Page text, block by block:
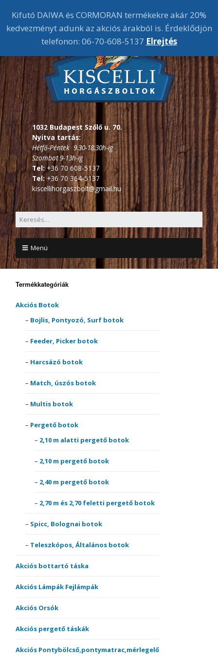
1032 Budapest Szőlő u. 70.
Nyitva tartás:
Hétfő-Péntek 9.30-18.30h-ig
Szombat 9-13h-ig
Tel:+36 70 608-5137
Tel: +36 70 364-5137
kiscellihorgaszbolt@gmail.hu
Menü
Termékkategóriák
Akciós Botok
Bojlis, Pontyozó, Surf botok
Feeder, Picker botok
Harcsázó botok
Match, úszós botok
Multis botok
Pergető botok
2,10 m alatti pergető botok
2,10 m pergető botok
2,40 m pergető botok
2,70 m és 2,70 feletti pergető botok
Spicc, Bolognai botok
Teleszkópos, Általános botok
Akciós bottartó táska
Akciós Lámpák Fejlámpák
Akciós Orsók
Akciós pergető táskák
Akciós Pontybölcső,pontymatrac,mérlegelő
Kifutó DAIWA és CORMORAN termékekre akár 20%
kedvezményt adunk az akciós árakból is. Érdeklődjön
telefonon: 06-70-608-5137 Elrejtés